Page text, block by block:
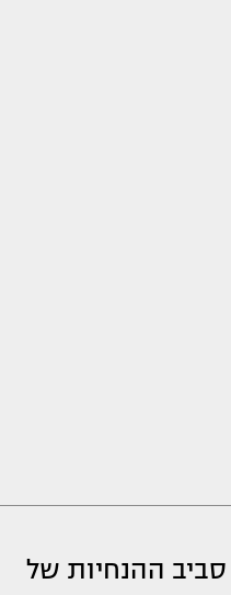
ההנחיות של